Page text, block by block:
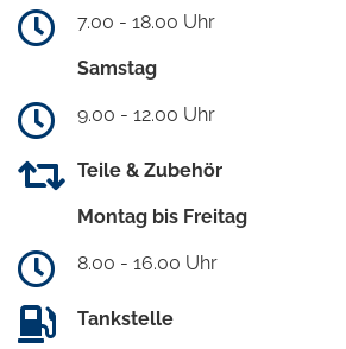
7.00 - 18.00 Uhr
Samstag
9.00 - 12.00 Uhr
Teile & Zubehör
Montag bis Freitag
8.00 - 16.00 Uhr
Tankstelle